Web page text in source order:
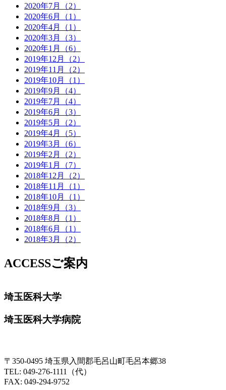
2020年7月（2）
2020年6月（1）
2020年4月（1）
2020年3月（3）
2020年1月（6）
2019年12月（2）
2019年11月（2）
2019年10月（1）
2019年9月（4）
2019年7月（4）
2019年6月（3）
2019年5月（2）
2019年4月（5）
2019年3月（6）
2019年2月（2）
2019年1月（7）
2018年12月（2）
2018年11月（1）
2018年10月（1）
2018年9月（3）
2018年8月（1）
2018年6月（1）
2018年3月（2）
ACCESSご案内
埼玉医科大学
埼玉医科大学病院
〒350-0495 埼玉県入間郡毛呂山町毛呂本郷38
TEL: 049-276-1111（代）
FAX: 049-294-9752